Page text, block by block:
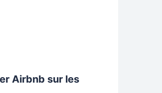
Airbnb sur les